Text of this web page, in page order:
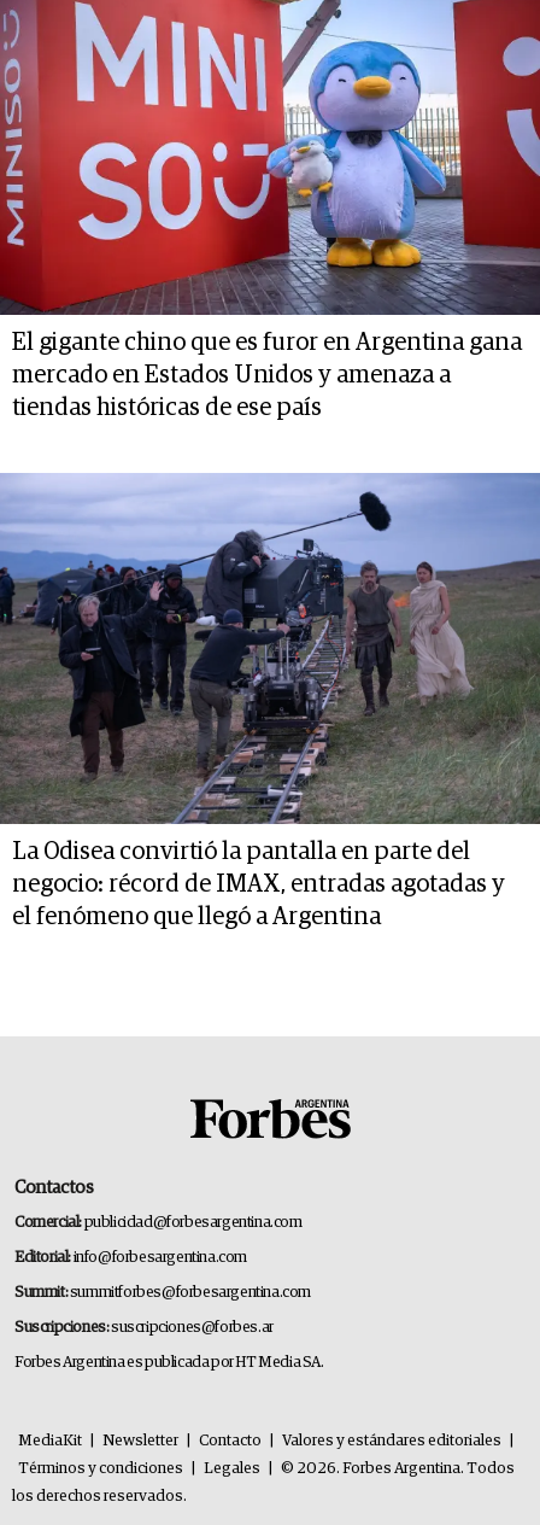
El gigante chino que es furor en Argentina gana
mercado en Estados Unidos y amenaza a
tiendas históricas de ese país
La Odisea convirtió la pantalla en parte del
negocio: récord de IMAX, entradas agotadas y
el fenómeno que llegó a Argentina
Contactos
Comercial:publicidad@forbesargentina.com
Editorial:info@forbesargentina.com
Summit:summitforbes@forbesargentina.com
Suscripciones:suscripciones@forbes.ar
Forbes Argentina es publicada por HT Media SA.
MediaKit Newsletter Contacto Valores y estándares editoriales
Términos y condiciones
Legales
© 2026. Forbes Argentina. Todos
los derechos reservados.